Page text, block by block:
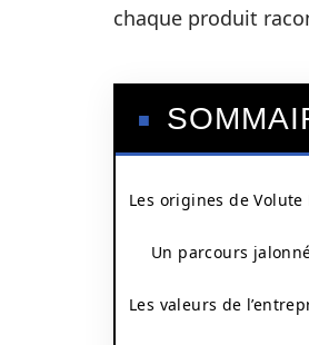
chaque produit
Les origines de Volute
Un parcours
Les valeurs de